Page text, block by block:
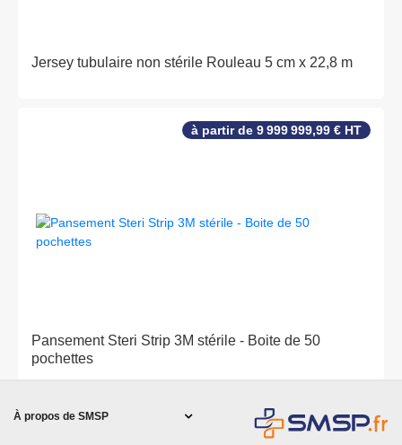
Jersey tubulaire non stérile Rouleau 5 cm x 22,8 m
à partir de 9 999 999,99 € HT
Pansement Steri Strip 3M stérile - Boite de 50
pochettes
À propos de SMSP